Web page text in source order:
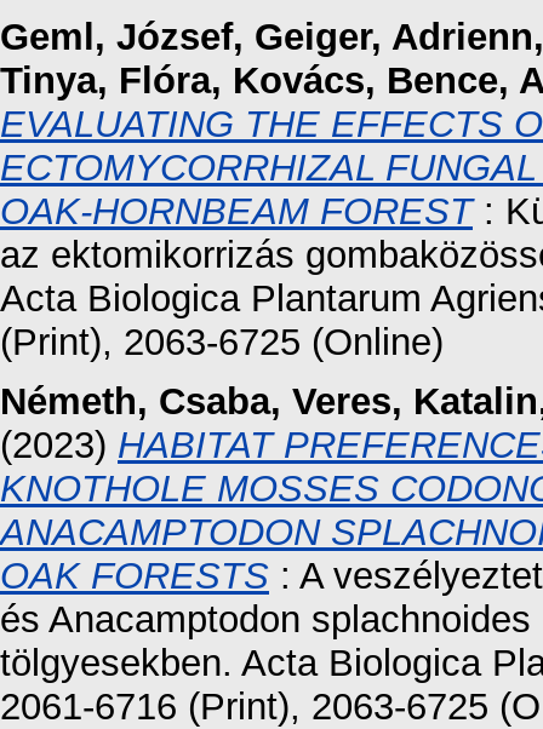
Geml, József, Geiger, Adrienn
Tinya, Flóra, Kovács, Bence,
EVALUATING THE EFFECTS
ECTOMYCORRHIZAL
OAK-HORNBEAM FOREST:
az ektomikorrizás
Acta Biologica Plantarum
(Print), 2063-6725 (Online)
Németh, Csaba, Veres, Katalin
(2023) HABITAT
KNOTHOLE MOSSES
ANACAMPTODON
OAK FORESTS : A
és Anacamptodon
tölgyesekben. Acta Biologica
2061-6716 (Print), 2063-6725